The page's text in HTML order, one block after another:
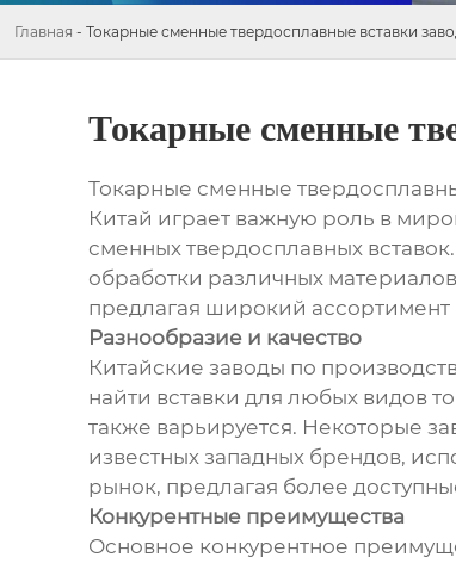
Главная - Токарные сменные твердосплавные вставки
Токарные сменные
Токарные сменные
Китай играет важную роль в
сменных твердосплавных
обработки различных
предлагая широкий
Разнообразие и качество
Китайские заводы по
найти вставки для любых видов
также варьируется. Некоторые
известных западных брендов,
рынок, предлагая более
Конкурентные преимущества
Основное конкурентное